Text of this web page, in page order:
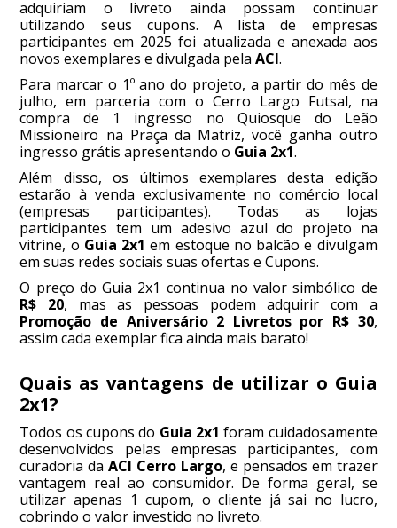
adquiriam o livreto ainda possam continuar
utilizando seus cupons. A lista de empresas
participantes em 2025 foi atualizada e anexada aos
novos exemplares e divulgada pelaACI.
Para marcar o 1º ano do projeto, a partir do mês de
julho, em parceria com o Cerro Largo Futsal, na
compra de 1 ingresso no Quiosque do Leão
Missioneiro na Praça da Matriz, você ganha outro
ingresso grátis apresentando o Guia 2x1.
Além disso, os últimos exemplares desta edição
estarão à venda exclusivamente no comércio local
(empresas participantes). Todas as lojas
participantes tem um adesivo azul do projeto na
vitrine, o Guia 2x1 em estoque no balcão e divulgam
em suas redes sociais suas ofertas e Cupons.
O preço do Guia 2x1 continua no valor simbólico de
R$ 20, mas as pessoas podem adquirir com a
Promoção de Aniversário 2 Livretos por R$ 30,
assim cada exemplar fica ainda mais barato!
Quais as vantagens de utilizar o Guia
2x1?
Todos os cupons do Guia 2x1 foram cuidadosamente
desenvolvidos pelas empresas participantes, com
curadoria daACI Cerro Largo, e pensados em trazer
vantagem real ao consumidor. De forma geral, se
utilizar apenas 1 cupom, o cliente já sai no lucro,
cobrindo o valor investido no livreto.